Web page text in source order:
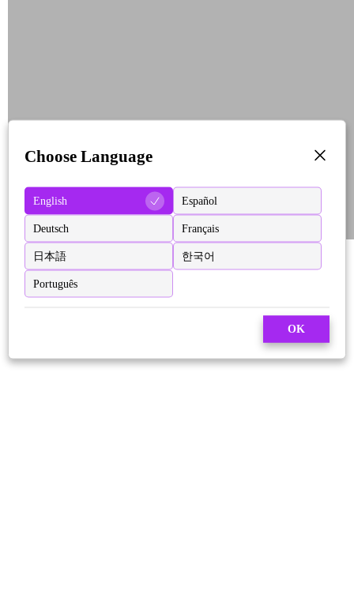
Choose Language
English Español
Deutsch Français
日本語 한국어
Português
OK